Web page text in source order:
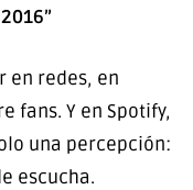
en redes, en
fans. Y en Spotify,
una percepción:
escucha.